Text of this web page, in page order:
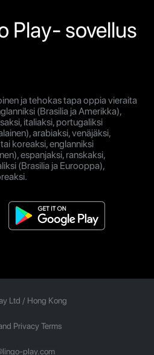
Play- sovellus
ja tehokas tapa oppia vieraita
(Brasilia ja Amerikka),
italiaksi, portugaliksi
arabiaksi, venäjäksi,
koreaksi, englanniksi
espanjaksi, ranskaksi,
(Brasilia ja Eurooppa),
Ltd / Hong Kong
Privacy Terms
play.com